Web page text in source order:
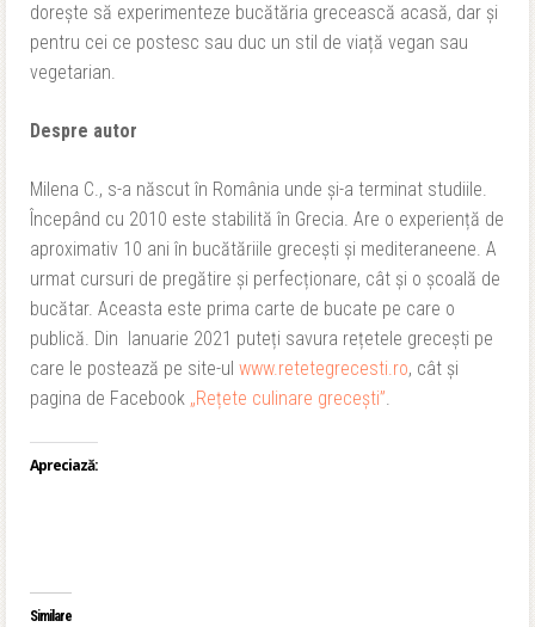
dorește să experimenteze bucătăria grecească acasă, dar și
pentru cei ce postesc sau duc un stil de viață vegan sau
vegetarian.
Despre autor
Milena C., s-a născut în România unde și-a terminat studiile.
Începând cu 2010 este stabilită în Grecia. Are o experiență de
aproximativ 10 ani în bucătăriile grecești și mediteraneene. A
urmat cursuri de pregătire și perfecționare, cât și o școală de
bucătar. Aceasta este prima carte de bucate pe care o
publică. Din Ianuarie 2021 puteți savura rețetele grecești pe
care le postează pe site-ul www.retetegrecesti.ro, cât și
pagina de Facebook „Rețete culinare grecești”.
Apreciază:
Similare